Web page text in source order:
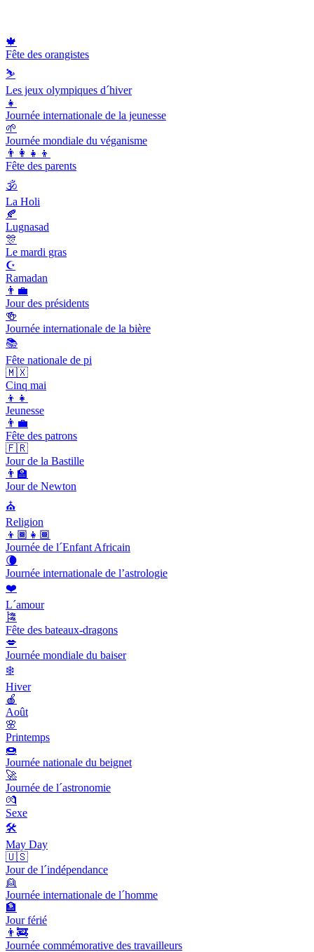
🍁
Fête des orangistes
⛷
Les jeux olympiques d´hiver
👧
Journée internationale de la jeunesse
🌱
Journée mondiale du véganisme
👨‍👩‍👧‍👦
Fête des parents
🕉
La Holi
🍂
Lugnasad
🎊
Le mardi gras
☪️
Ramadan
👨‍💼
Jour des présidents
🍻
Journée internationale de la bière
📚
Fête nationale de pi
🇲🇽
Cinq mai
👦👧
Jeunesse
👨‍💼
Fête des patrons
🇫🇷
Jour de la Bastille
👨‍🏫
Jour de Newton
⛪️
Religion
👦🏾👧🏾
Journée de l´Enfant Africain
🌘
Journée internationale de l’astrologie
❤️
L´amour
🎏
Fête des bateaux-dragons
💋
Journée mondiale du baiser
❄️
Hiver
🍎
Août
🌸
Printemps
🍩
Journée nationale du beignet
🚀
Journée de l´astronomie
💏
Sexe
🛠
May Day
🇺🇸
Jour de l´indépendance
👱
Journée internationale de l´homme
🏦
Jour férié
👨‍🚒
Journée commémorative des travailleurs